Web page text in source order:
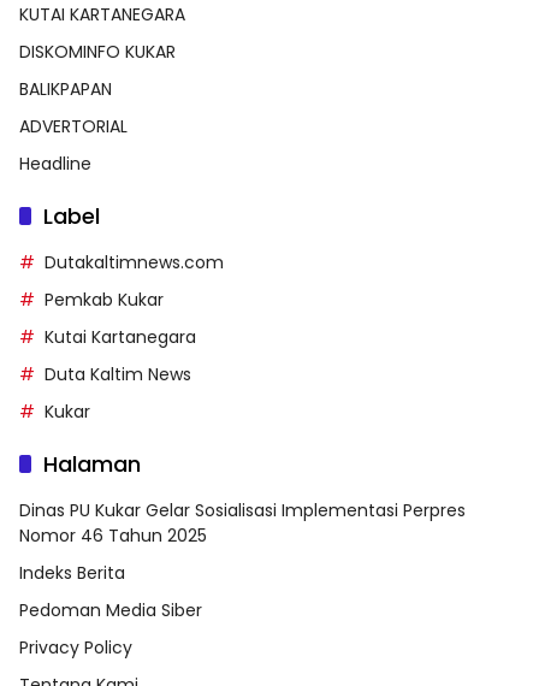
KUTAI KARTANEGARA
DISKOMINFO KUKAR
BALIKPAPAN
ADVERTORIAL
Headline
Label
Dutakaltimnews.com
Pemkab Kukar
Kutai Kartanegara
Duta Kaltim News
Kukar
Halaman
Dinas PU Kukar Gelar Sosialisasi Implementasi Perpres
Nomor 46 Tahun 2025
Indeks Berita
Pedoman Media Siber
Privacy Policy